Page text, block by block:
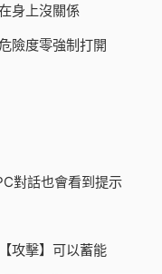
身上沒關係
險度零強制打開
對話也會看到提示
攻擊】可以蓄能